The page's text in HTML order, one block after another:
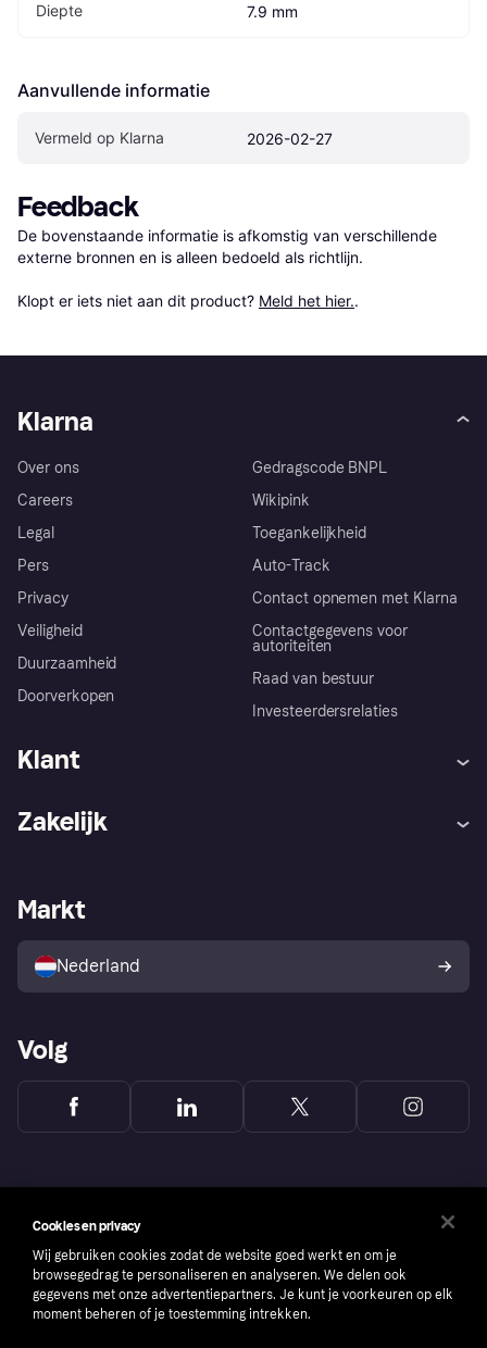
Diepte 7.9 mm
Aanvullende informatie
Vermeld op Klarna 2026-02-27
Feedback
De bovenstaande informatie is afkomstig van verschillende
externe bronnen en is alleen bedoeld als richtlijn.
Klopt er iets niet aan dit product? Meld het hier..
Klarna
Over ons
Careers
Legal
Pers
Privacy
Veiligheid
Duurzaamheid
Doorverkopen
Gedragscode BNPL
Wikipink
Toegankelijkheid
Auto-Track
Contact opnemen met Klarna
Contactgegevens voor
autoriteiten
Raad van bestuur
Investeerdersrelaties
Klant
Winkeloverzicht
Kopersbescherming voor
consumenten
Zakelijk
Zakelijke login
Markt
Nederland
Volg
Cookies en privacy
Wij gebruiken cookies zodat de website goed werkt en om je
browsegedrag te personaliseren en analyseren. We delen ook
gegevens met onze advertentiepartners. Je kunt je voorkeuren op elk
moment beheren of je toestemming intrekken.